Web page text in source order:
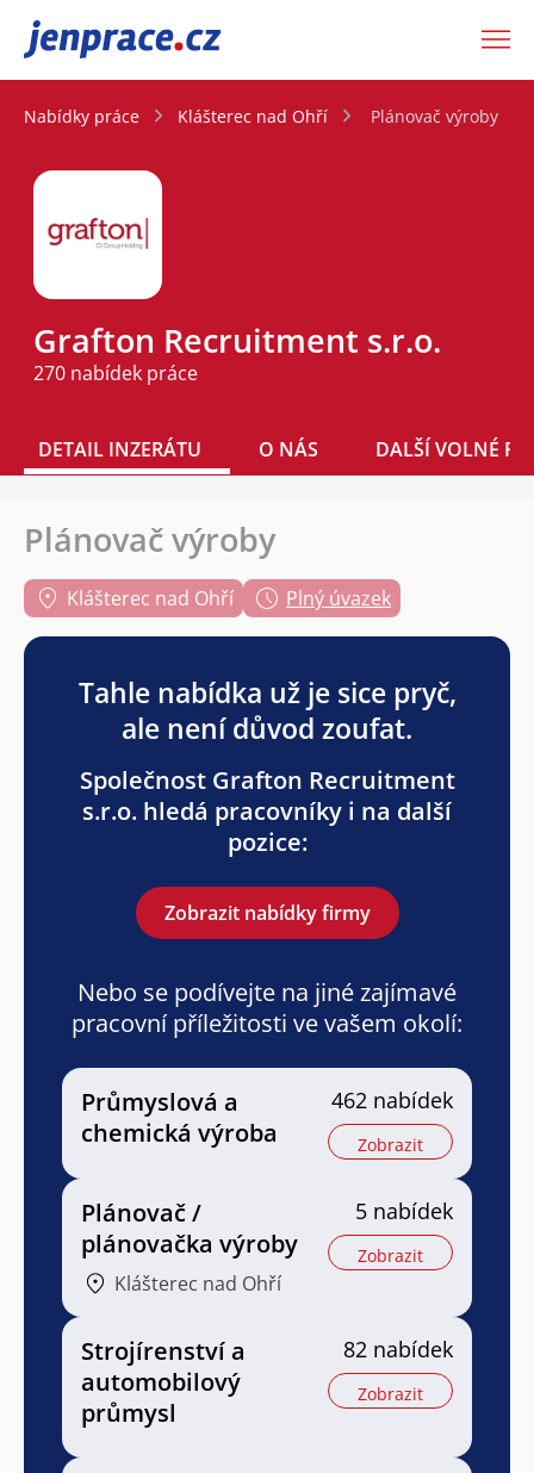
JenPráce.cz
Nabídky práce Klášterec nad Ohří Plánovač výroby
Grafton Recruitment s.r.o.
270 nabídek práce
DETAIL INZERÁTU O NÁS DALŠÍ VOLNÉ
Plánovač výroby
Klášterec nad Ohří Plný úvazek
Tahle nabídka už je sice pryč,
ale není důvod zoufat.
Společnost Grafton Recruitment
s.r.o. hledá pracovníky i na další
pozice:
Zobrazit nabídky firmy
Nebo se podívejte na jiné zajímavé
pracovní příležitosti ve vašem okolí:
Průmyslová a
chemická výroba
462 nabídek
Zobrazit
Plánovač /
plánovačka výroby
Klášterec nad Ohří
5 nabídek
Zobrazit
Strojírenství a
automobilový
průmysl
82 nabídek
Zobrazit